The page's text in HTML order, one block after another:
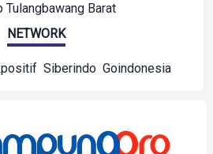
Tulangbawang Barat
NETWORK
Siberindo Goindonesia